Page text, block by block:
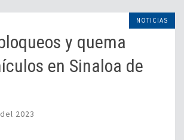
NOTICIAS
y quema
en Sinaloa de
2023